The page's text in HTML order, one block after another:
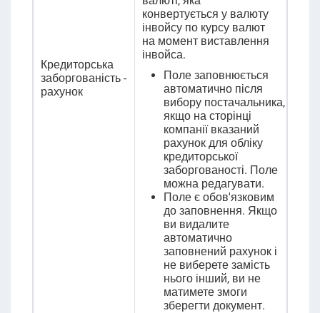
Кредиторська
заборгованість -
рахунок
конвертується у валюту
інвойсу по курсу валют
на момент виставлення
інвойса.
Поле заповнюється
автоматично після
вибору постачальника,
якщо на сторінці
компанії вказаний
рахунок для обліку
кредиторської
заборгованості. Поле
можна редагувати.
Поле є обов'язковим
до заповнення. Якщо
ви видалите
автоматично
заповнений рахунок і
не виберете замість
нього інший, ви не
матимете змоги
зберегти документ.